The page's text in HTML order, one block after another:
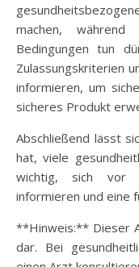
machen,
Bedingungen tun
Zulassungskriterien
informieren, um
sicheres Produkt
Abschließend lässt
hat, viele
wichtig, sich vor
informieren und eine
**Hinweis:** Dieser
dar. Bei